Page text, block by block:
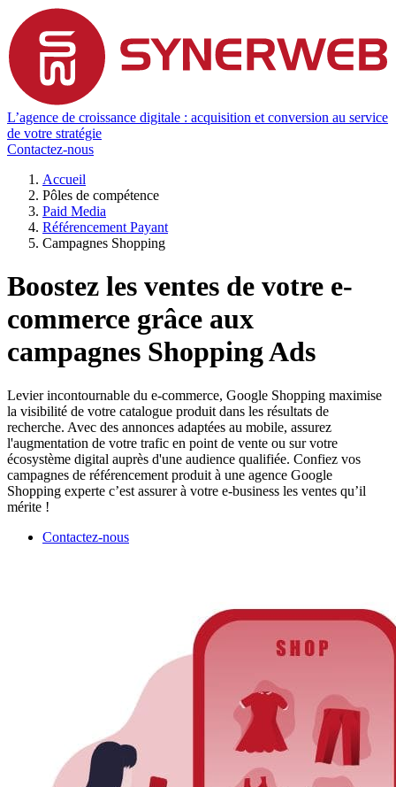
L’agence de croissance digitale : acquisition et conversion au service
de votre stratégie
Contactez-nous
Accueil
Pôles de compétence
Paid Media
Référencement Payant
Campagnes Shopping
Boostez les ventes de votre e-
commerce grâce aux
campagnes Shopping Ads
Levier incontournable du e-commerce, Google Shopping maximise
la visibilité de votre catalogue produit dans les résultats de
recherche. Avec des annonces adaptées au mobile, assurez
l'augmentation de votre trafic en point de vente ou sur votre
écosystème digital auprès d'une audience qualifiée. Confiez vos
campagnes de référencement produit à une agence Google
Shopping experte c’est assurer à votre e-business les ventes qu’il
mérite !
Contactez-nous